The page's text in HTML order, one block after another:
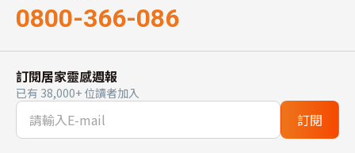
0800-366-086
訂閱居家靈感週報
已有 38,000+ 位讀者加入
訂閱